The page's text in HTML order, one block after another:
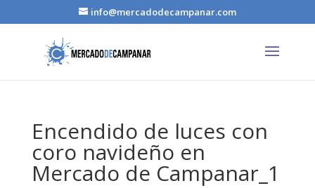
info@mercadodecampanar.com
Encendido de luces con
coro navideño en
Mercado de Campanar_1